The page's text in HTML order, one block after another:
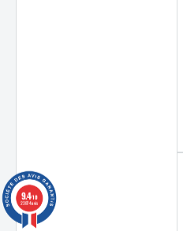
9.4/10
23874 avis